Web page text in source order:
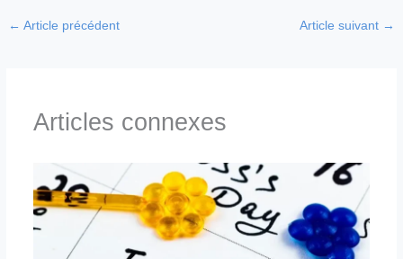
← Article précédent Article suivant →
Articles connexes